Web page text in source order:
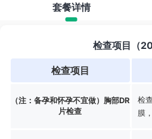
套餐详情
检查项目（20
检查项目
（注：备孕和怀孕不宜做）胸部DR
片检查
检
膜